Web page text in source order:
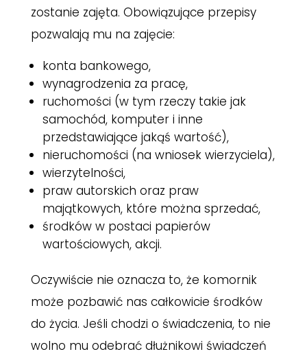
zostanie zajęta. Obowiązujące przepisy
pozwalają mu na zajęcie:
konta bankowego,
wynagrodzenia za pracę,
ruchomości (w tym rzeczy takie jak
samochód, komputer i inne
przedstawiające jakąś wartość),
nieruchomości (na wniosek wierzyciela),
wierzytelności,
praw autorskich oraz praw
majątkowych, które można sprzedać,
środków w postaci papierów
wartościowych, akcji.
Oczywiście nie oznacza to, że komornik
może pozbawić nas całkowicie środków
do życia. Jeśli chodzi o świadczenia, to nie
wolno mu odebrać dłużnikowi świadczeń